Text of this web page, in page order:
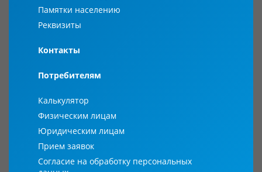
Памятки населению
Реквизиты
Контакты
Потребителям
Калькулятор
Физическим лицам
Юридическим лицам
Прием заявок
Согласие на обработку персональных